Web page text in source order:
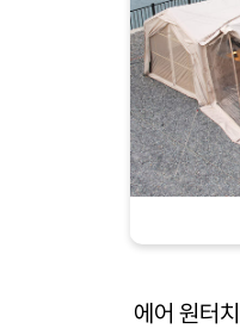
에어 원터